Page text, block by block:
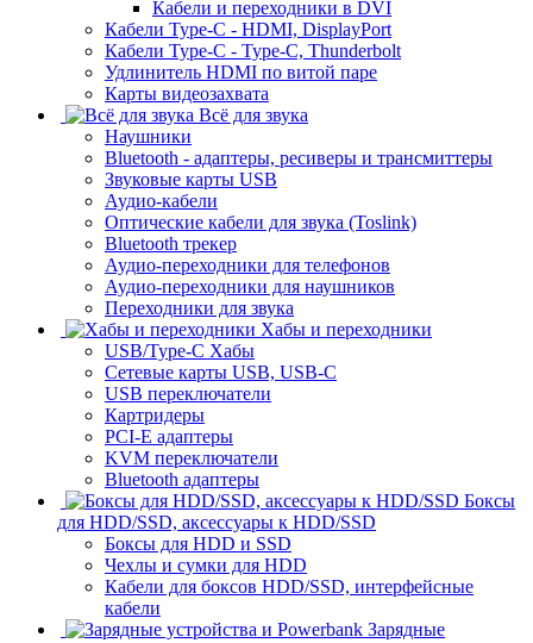
Кабели и переходники в DVI
Кабели Type-C - HDMI, DisplayPort
Кабели Type-C - Type-C, Thunderbolt
Удлинитель HDMI по витой паре
Карты видеозахвата
Всё для звука
Наушники
Bluetooth - адаптеры, ресиверы и трансмиттеры
Звуковые карты USB
Аудио-кабели
Оптические кабели для звука (Toslink)
Bluetooth трекер
Аудио-переходники для телефонов
Аудио-переходники для наушников
Переходники для звука
Хабы и переходники
USB/Type-C Хабы
Сетевые карты USB, USB-C
USB переключатели
Картридеры
PCI-E адаптеры
KVM переключатели
Bluetooth адаптеры
Боксы
для HDD/SSD, аксессуары к HDD/SSD
Боксы для HDD и SSD
Чехлы и сумки для HDD
Кабели для боксов HDD/SSD, интерфейсные
кабели
Зарядные